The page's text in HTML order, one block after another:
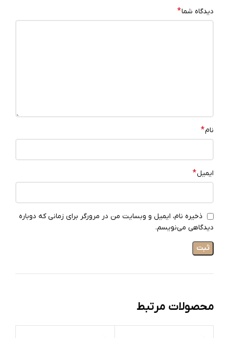
دیدگاه شما*
نام*
ایمیل*
ذخیره نام، ایمیل و وبسایت من در مرورگر برای زمانی که دوباره
دیدگاهی می‌نویسم.
محصولات مرتبط